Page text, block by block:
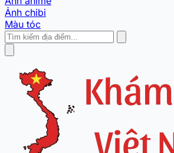
Ảnh chibi
Màu tóc